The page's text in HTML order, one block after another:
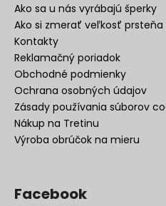
Ako sa u nás vyrábajú šperky
Ako si zmerať veľkosť prsteňa
Kontakty
Reklamačný poriadok
Obchodné podmienky
Ochrana osobných údajov
Zásady používania súborov
Nákup na Tretinu
Výroba obrúčok na mieru
Facebook